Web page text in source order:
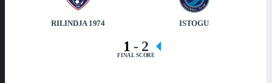
RILINDJA 1974 ISTOGU
1- 2
FINAL SCORE